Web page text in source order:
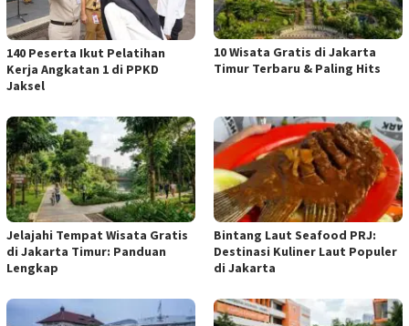
140 Peserta Ikut Pelatihan
Kerja Angkatan 1 di PPKD
Jaksel
10 Wisata Gratis di Jakarta
Timur Terbaru & Paling Hits
Jelajahi Tempat Wisata Gratis
di Jakarta Timur: Panduan
Lengkap
Bintang Laut Seafood PRJ:
Destinasi Kuliner Laut Populer
di Jakarta